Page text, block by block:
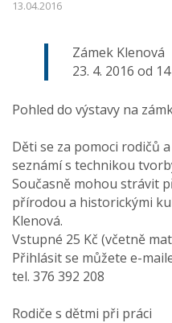
13.04.2016
Zámek Klenová
23. 4. 2016 od
Pohled do výstavy na
Děti se za pomoci rodičů
seznámí s technikou
Současně mohou strávit
přírodou a historickými
Klenová.
Vstupné 25 Kč (včetně
Přihlásit se můžete e-
tel. 376 392 208
Rodiče s dětmi při práci